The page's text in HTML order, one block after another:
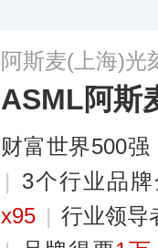
阿斯麦(上海)光
ASML阿斯
财富世界500强
| 3个行业品
x95 | 行业领